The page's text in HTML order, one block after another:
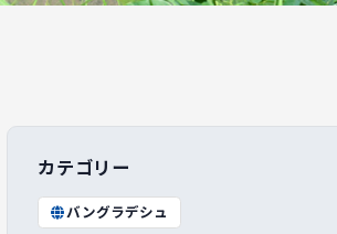
カテゴリー
バングラデシュ